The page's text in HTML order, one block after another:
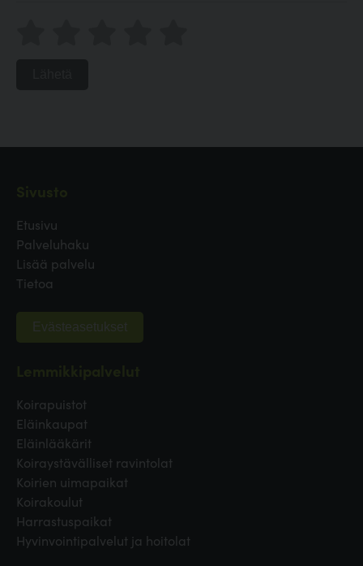
Etusivu
Palveluhaku
Lisää palvelu
Tietoa
Evästeasetukset
Koirapuistot
Eläinkaupat
Eläinlääkärit
Koiraystävälliset ravintolat
Koirien uimapaikat
Koirakoulut
Harrastuspaikat
Hyvinvointipalvelut ja hoitolat